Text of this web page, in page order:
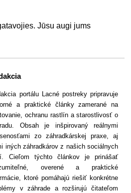
Jūsu augi jums
portálu Lacné postreky pripravuje
a praktické články zamerané na
ochranu rastlín a starostlivosť o
Obsah je inšpirovaný reálnymi
zo záhradkárskej praxe, aj
iných záhradkárov z našich sociálnych
Cieľom týchto článkov je prinášať
overené a praktické
ktoré pomáhajú riešiť konkrétne
v záhrade a rozširujú čitateľom